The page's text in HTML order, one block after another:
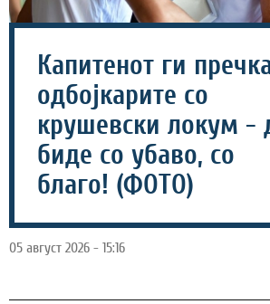
Капитенот ги
одбојкарите со
крушевски локум -
биде со убаво, со
благо! (ФОТО)
05 август 2026 - 15:16